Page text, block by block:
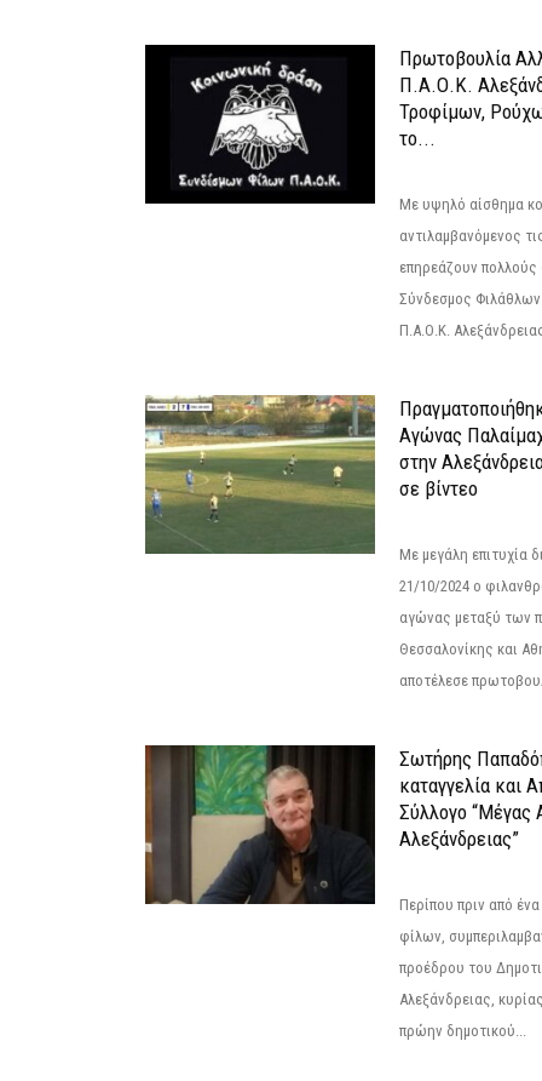
Πρωτοβουλία
Π.Α.Ο.Κ.
Τροφίμων,
το...
Με υψηλό αίσθημα
αντιλαμβανόμενος
επηρεάζουν πολλούς
Σύνδεσμος
Π.Α.Ο.Κ.
Αγώνας
στην
σε βίντεο
Με μεγάλη επιτυχία
21/10/2024 ο
αγώνας μεταξύ των
Θεσσαλονίκης και
αποτέλεσε
Σωτήρης
καταγγελία και
Σύλλογο “Μέγας
Αλεξάνδρειας”
Περίπου πριν από
φίλων,
προέδρου του
Αλεξάνδρειας,
πρώην δημοτικού...